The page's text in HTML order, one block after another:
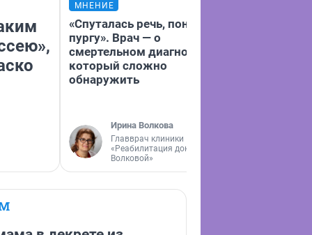
МНЕНИЕ
«Спуталась речь, понес
пургу». Врач — о
смертельном диагнозе,
который сложно
обнаружить
Ирина Волкова
Главврач клиники
«Реабилитация доктора
Волковой»